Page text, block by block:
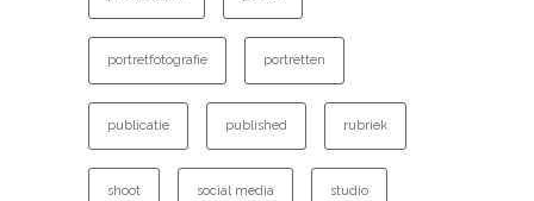
portretfotografie portretten
publicatie published rubriek
shoot social media studio